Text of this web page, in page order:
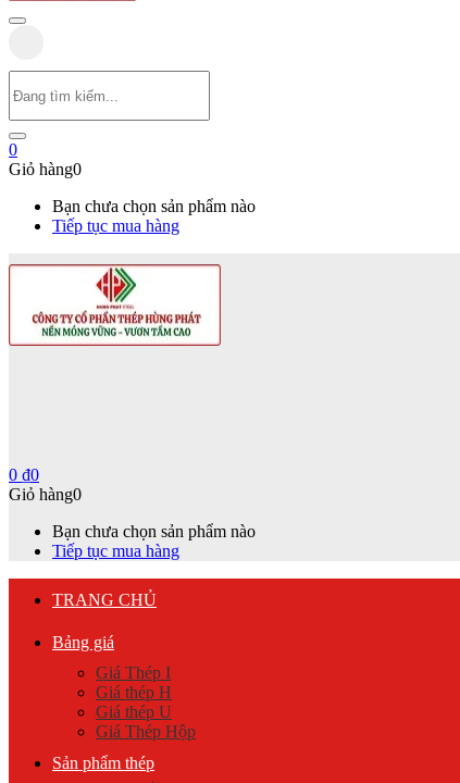
0
Giỏ hàng0
Bạn chưa chọn sản phẩm nào
Tiếp tục mua hàng
0 ₫0
Giỏ hàng0
Bạn chưa chọn sản phẩm nào
Tiếp tục mua hàng
TRANG CHỦ
Bảng giá
Giá Thép I
Giá thép H
Giá thép U
Giá Thép Hộp
Sản phẩm thép